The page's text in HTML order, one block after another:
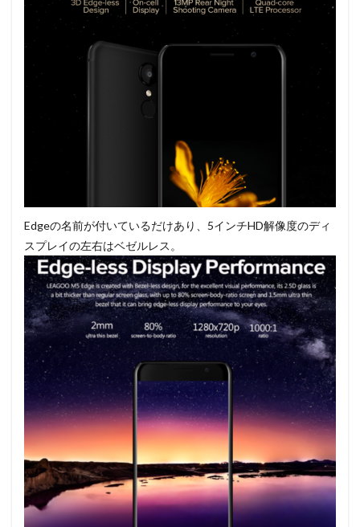
Edgeの名前が付いているだけあり、5インチHD解像度のディ
スプレイの左右はベゼルレス。